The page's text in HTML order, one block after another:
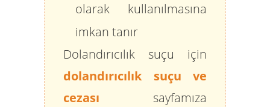
olarak kullanılmasına
imkan tanır
Dolandırıcılık suçu için
dolandırıcılık suçu ve
cezası sayfamıza